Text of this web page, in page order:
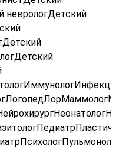
неврологДетский